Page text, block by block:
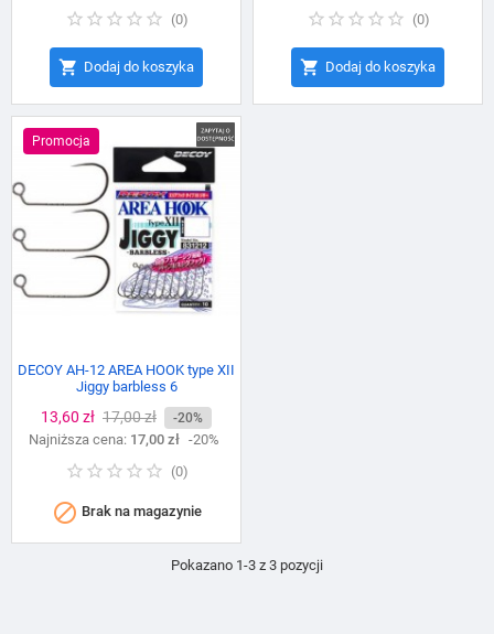
(0)
 Dodaj do koszyka
(0)
 Dodaj do koszyka
Promocja
DECOY AH-12 AREA HOOK type XII
Jiggy barbless 6
Cena
13,60 zł Cena
podstawowa
17,00 zł -20%
Najniższa cena: 17,00 zł -20%
(0)
 Brak na magazynie
Pokazano 1-3 z 3 pozycji